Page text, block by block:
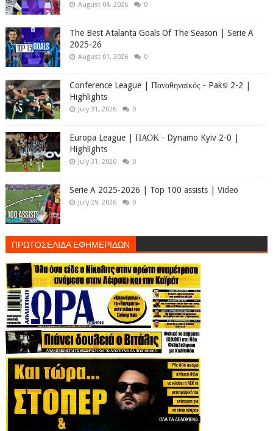
August 04, 2026 0
The Best Atalanta Goals Of The Season | Serie A
2025-26
August 01, 2026 0
Conference League | Παναθηναϊκός - Paksi 2-2 |
Highlights
July 31, 2026 0
Europa League | ΠΑΟΚ - Dynamo Kyiv 2-0 |
Highlights
July 31, 2026 0
Serie A 2025-2026 | Top 100 assists | Video
July 29, 2026 0
ΠΡΩΤΟΣΕΛΙΔΑ ΕΦΗΜΕΡΙΔΩΝ